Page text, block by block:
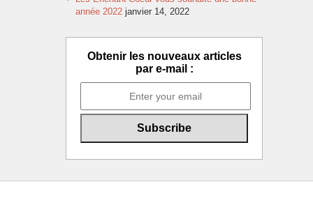
année 2022 janvier 14, 2022
Obtenir les nouveaux articles
par e-mail :